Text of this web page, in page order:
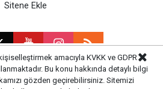
Sitene Ekle
amacıyla KVKK ve GDPR
Bu konu hakkında detaylı bilgi
gözden geçirebilirsiniz. Sitemizi